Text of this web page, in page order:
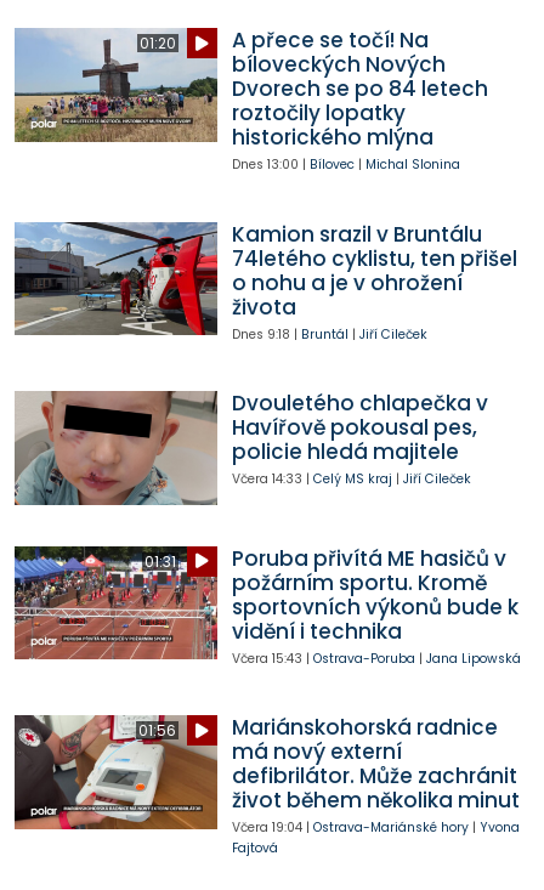
01:20
A přece se točí! Na
bíloveckých Nových
Dvorech se po 84 letech
roztočily lopatky
historického mlýna
Dnes 13:00 | Bílovec| Michal Slonina
Kamion srazil v Bruntálu
74letého cyklistu, ten přišel
o nohu a je v ohrožení
života
Dnes 9:18 | Bruntál | Jiří Cileček
Dvouletého chlapečka v
Havířově pokousal pes,
policie hledá majitele
Včera 14:33 | Celý MS kraj | Jiří Cileček
01:31
Poruba přivítá ME hasičů v
požárním sportu. Kromě
sportovních výkonů bude k
vidění i technika
Včera 15:43 | Ostrava-Poruba | Jana Lipowská
01:56
Mariánskohorská radnice
má nový externí
defibrilátor. Může zachránit
život během několika minut
Včera 19:04| Ostrava-Mariánské hory| Yvona
Fajtová